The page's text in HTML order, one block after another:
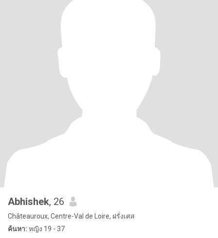
Abhishek, 26
Châteauroux, Centre-Val de Loire, ฝรั่งเศส
ค้นหา: หญิง 19 - 37